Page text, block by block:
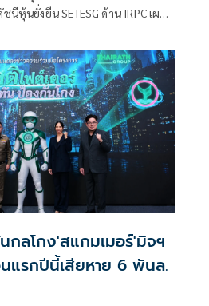
นยั่งยืน SETESG ด้าน IRPC เผย
งภาคการเงินและภาคอุตสาหกรรม
คำนึงถึง ESGและยกระดับตลาดทุน
น
กลโกง'สแกมเมอร์'มิจฯ
แรกปีนี้เสียหาย 6 พันล.